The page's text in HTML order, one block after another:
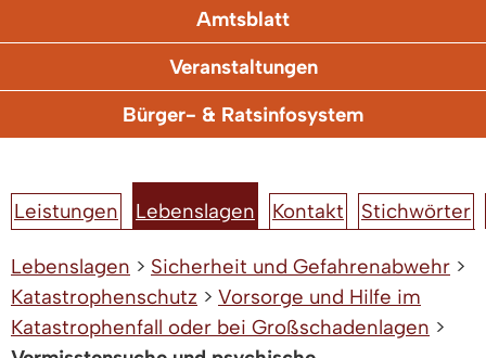
Amtsblatt
Veranstaltungen
Bürger- & Ratsinfosystem
Leistungen Lebenslagen Kontakt Stichwörter
Lebenslagen > Sicherheit und Gefahrenabwehr >
Katastrophenschutz > Vorsorge und Hilfe im
Katastrophenfall oder bei Großschadenlagen >